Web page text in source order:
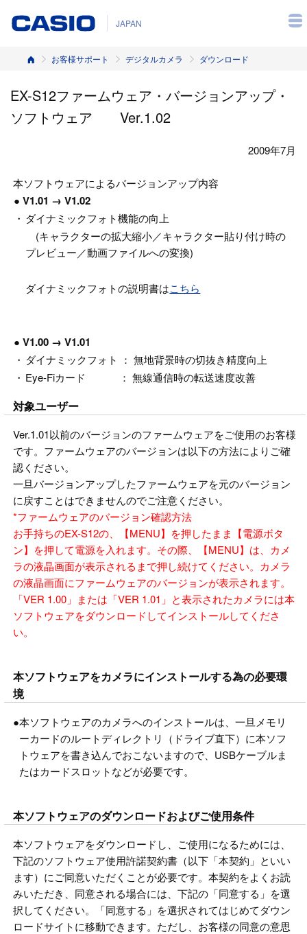
JAPAN
ホームお客様サポート デジタルカメラ ダウンロード
EX-S12ファームウェア・バージョンアップ・
ソフトウェア Ver.1.02
2009年7月
本ソフトウェアによるバージョンアップ内容
● V1.01 → V1.02
・ ダイナミックフォト機能の向上
(キャラクターの拡大縮小／キャラクター貼り付け時の
プレビュー／動画ファイルへの変換)
ダイナミックフォトの説明書はこちら
● V1.00 → V1.01
・ ダイナミックフォト ： 無地背景時の切抜き精度向上
・ Eye-Fiカード ： 無線通信時の転送速度改善
対象ユーザー
Ver.1.01以前のバージョンのファームウェアをご使用のお客様
です。ファームウェアのバージョンは以下の方法によりご確
認ください。
一旦バージョンアップしたファームウェアを元のバージョン
に戻すことはできませんのでご注意ください。
*ファームウェアのバージョン確認方法
お手持ちのEX-S12の、【MENU】を押したまま【電源ボタ
ン】を押して電源を入れます。その際、【MENU】は、カメ
ラの液晶画面が表示されるまで押し続けてください。カメラ
の液晶画面にファームウェアのバージョンが表示されます。
「VER 1.00」または「VER 1.01」と表示されたカメラには本
ソフトウェアをダウンロードしてインストールしてくださ
い。
本ソフトウェアをカメラにインストールする為の必要環
境
●本ソフトウェアのカメラへのインストールは、一旦メモリ
ーカードのルートディレクトリ（ドライブ直下）に本ソフ
トウェアを書き込んでおこないますので、USBケーブルま
たはカードスロットなどが必要です。
本ソフトウェアのダウンロードおよびご使用条件
本ソフトウェアをダウンロードし、ご使用になるためには、
下記のソフトウェア使用許諾契約書（以下「本契約」といい
ます）にご同意いただくことが必要です。本契約をよくお読
みいただき、同意される場合には、下記の「同意する」を選
択してください。「同意する」を選択されてはじめてダウン
ロードサイトに移動できます。ただし、お客様の同意の意思